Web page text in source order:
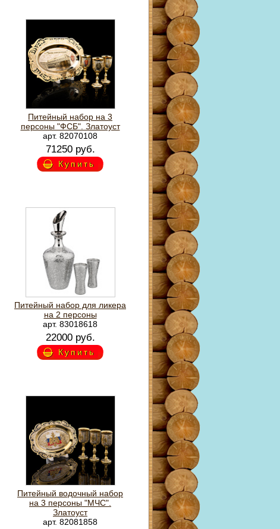
Питейный набор на 3
персоны "ФСБ". Златоуст
арт. 82070108
71250 руб.
Купить
Питейный набор для ликера
на 2 персоны
арт. 83018618
22000 руб.
Купить
Питейный водочный набор
на 3 персоны "МЧС".
Златоуст
арт. 82081858